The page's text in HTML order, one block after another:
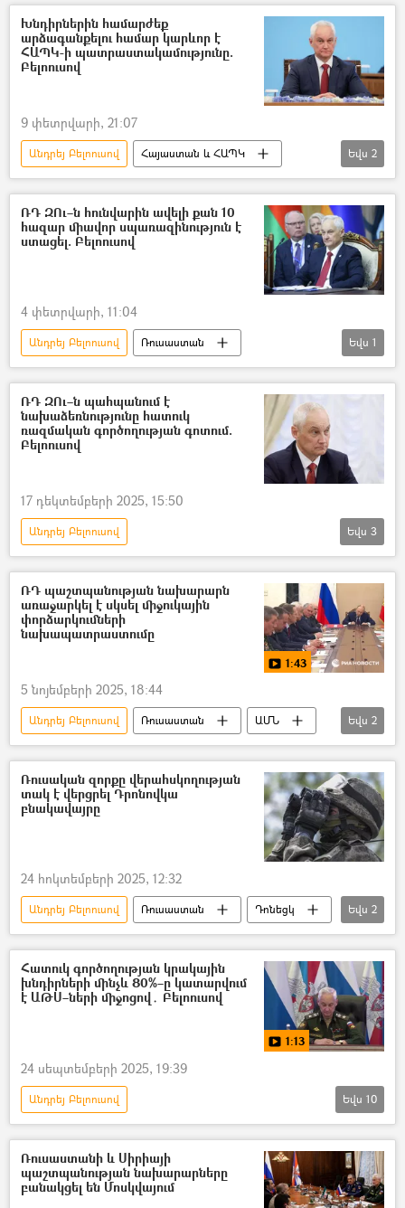
ԱՄՆ
Իսրայել
Տեսանյութեր
Խնդիրներին համարժեք
արձագանքելու համար կարևոր է
ՀԱՊԿ-ի պատրաստակամությունը.
Բելոուսով
9 փետրվարի, 21:07
Անդրեյ Բելոուսով
Հայաստան և ՀԱՊԿ
Հավաքական անվտանգության պայմանագիր կազմակերպություն (ՀԱՊԿ)
Թաալաթբեկ Մասադիկով
Եվս 2
ՌԴ ԶՈւ–ն հունվարին ավելի քան 10
հազար միավոր սպառազինություն է
ստացել. Բելոուսով
4 փետրվարի, 11:04
Անդրեյ Բելոուսով
Ռուսաստան
սպառազինություն
Եվս 1
ՌԴ ԶՈւ–ն պահպանում է
նախաձեռնությունը հատուկ
ռազմական գործողության գոտում.
Բելոուսով
17 դեկտեմբերի 2025, 15:50
Անդրեյ Բելոուսով
Դոնբասի պաշտպանություն. ՌԴ–ի ռազմական հատուկ գործողությունը Ուկրաինայում
Հատուկ ռազմական գործողություն
ռազմական հատուկ գործողություն
Եվս 3
ՌԴ պաշտպանության նախարարն
առաջարկել է սկսել միջուկային
փորձարկումների
նախապատրաստումը
1:43
5 նոյեմբերի 2025, 18:44
Անդրեյ Բելոուսով Ռուսաստան
ԱՄՆ
միջուկային զենք
Վլադիմիր Պուտին
Եվս 2
Ռուսական զորքը վերահսկողության
տակ է վերցրել Դրոնովկա
բնակավայրը
24 հոկտեմբերի 2025, 12:32
Անդրեյ Բելոուսով Ռուսաստան
Դոնեցկ
Դոնբասի պաշտպանություն. ՌԴ–ի ռազմական հատուկ գործողությունը Ուկրաինայում
զորք
Եվս 2
Հատուկ գործողության կրակային
խնդիրների մինչև 80%–ը կատարվում
է ԱԹՍ–ների միջոցով․ Բելոուսով
1:13
24 սեպտեմբերի 2025, 19:39
Անդրեյ Բելոուսով
Դոնբասի պաշտպանություն. ՌԴ–ի ռազմական հատուկ գործողությունը Ուկրաինայում
Հատուկ ռազմական գործողություն
ռազմական հատուկ գործողություն
Եվս 10
Ռուսաստանի և Սիրիայի
պաշտպանության նախարարները
բանակցել են Մոսկվայում